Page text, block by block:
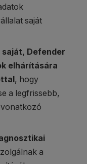
saját
Defender
elhárítására
, hogy
a legfrissebb,
a